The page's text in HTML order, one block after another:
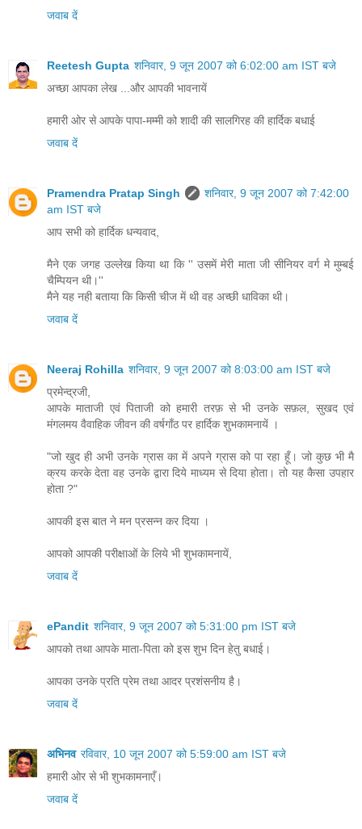
जवाब दें
Reetesh Gupta शनिवार, 9 जून 2007 को 6:02:00 am IST बजे
अच्छा आपका लेख ...और आपकी भावनायें
हमारी ओर से आपके पापा-मम्मी को शादी की सालगिरह की हार्दिक बधाई
जवाब दें
Pramendra Pratap Singh
शनिवार, 9 जून 2007 को 7:42:00
am IST बजे
आप सभी को हार्दिक धन्‍यवाद,
मैने एक जगह उल्‍लेख किया था कि '' उसमें मेरी माता जी सीनियर वर्ग मे मुम्‍बई
चैम्पियन थी।''
मैने यह नही बताया कि किसी चीज में थी वह अच्‍छी धाविका थी।
जवाब दें
Neeraj Rohilla शनिवार, 9 जून 2007 को 8:03:00 am IST बजे
प्रमेन्द्रजी,
आपके माताजी एवं पिताजी को हमारी तरफ़ से भी उनके सफ़ल, सुखद एवं
मंगलमय वैवाहिक जीवन की वर्षगाँठ पर हार्दिक शुभकामनायें ।
"जो खुद ही अभी उनके ग्रास का में अपने ग्रास को पा रहा हूँ। जो कुछ भी मै
क्रय करके देता वह उनके द्वारा दिये माध्‍यम से दिया होता। तो यह कैसा उपहार
होता ?"
आपकी इस बात ने मन प्रसन्न कर दिया ।
आपको आपकी परीक्षाओं के लिये भी शुभकामनायें,
जवाब दें
ePandit शनिवार, 9 जून 2007 को 5:31:00 pm IST बजे
आपको तथा आपके माता-पिता को इस शुभ दिन हेतु बधाई।
आपका उनके प्रति प्रेम तथा आदर प्रशंसनीय है।
जवाब दें
अभिनव रविवार, 10 जून 2007 को 5:59:00 am IST बजे
हमारी ओर से भी शुभकामनाएँ।
जवाब दें